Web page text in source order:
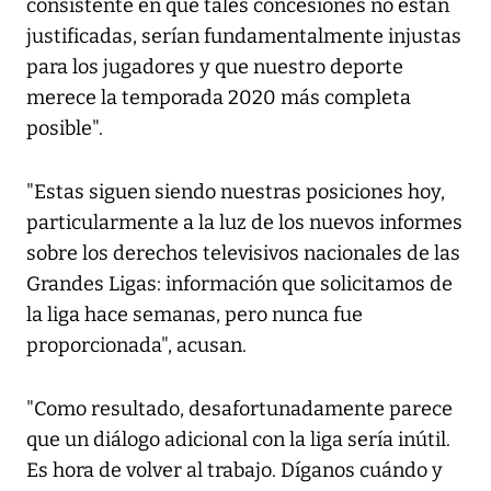
consistente en que tales concesiones no están
justificadas, serían fundamentalmente injustas
para los jugadores y que nuestro deporte
merece la temporada 2020 más completa
posible".
"Estas siguen siendo nuestras posiciones hoy,
particularmente a la luz de los nuevos informes
sobre los derechos televisivos nacionales de las
Grandes Ligas: información que solicitamos de
la liga hace semanas, pero nunca fue
proporcionada", acusan.
"Como resultado, desafortunadamente parece
que un diálogo adicional con la liga sería inútil.
Es hora de volver al trabajo. Díganos cuándo y